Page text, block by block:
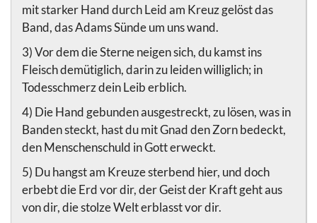
mit starker Hand durch Leid am Kreuz gelöst das
Band, das Adams Sünde um uns wand.
3) Vor dem die Sterne neigen sich, du kamst ins
Fleisch demütiglich, darin zu leiden williglich; in
Todesschmerz dein Leib erblich.
4) Die Hand gebunden ausgestreckt, zu lösen, was in
Banden steckt, hast du mit Gnad den Zorn bedeckt,
den Menschenschuld in Gott erweckt.
5) Du hangst am Kreuze sterbend hier, und doch
erbebt die Erd vor dir, der Geist der Kraft geht aus
von dir, die stolze Welt erblasst vor dir.